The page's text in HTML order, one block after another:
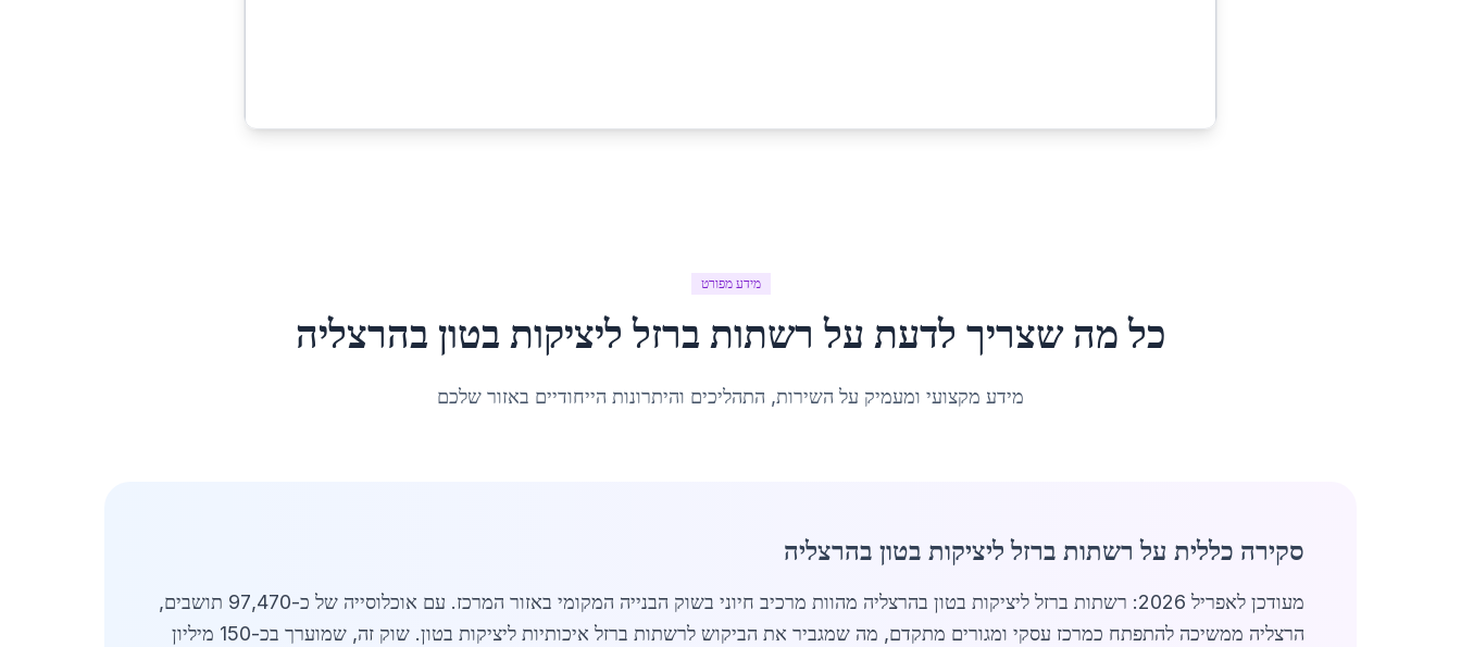
מידע מפורט
כל מה שצריך לדעת על רשתות ברזל ליציקות בטון בהרצליה
מידע מקצועי ומעמיק על השירות, התהליכים והיתרונות הייחודיים באזור שלכם
סקירה כללית על רשתות ברזל ליציקות בטון בהרצליה
מעודכן לאפריל 2026: רשתות ברזל ליציקות בטון בהרצליה מהוות מרכיב חיוני בשוק הבנייה המקומי באזור המרכז. עם אוכלוסייה של כ-97,470 תושבים,
הרצליה ממשיכה להתפתח כמרכז עסקי ומגורים מתקדם, מה שמגביר את הביקוש לרשתות ברזל איכותיות ליציקות בטון. שוק זה, שמוערך בכ-150 מיליון